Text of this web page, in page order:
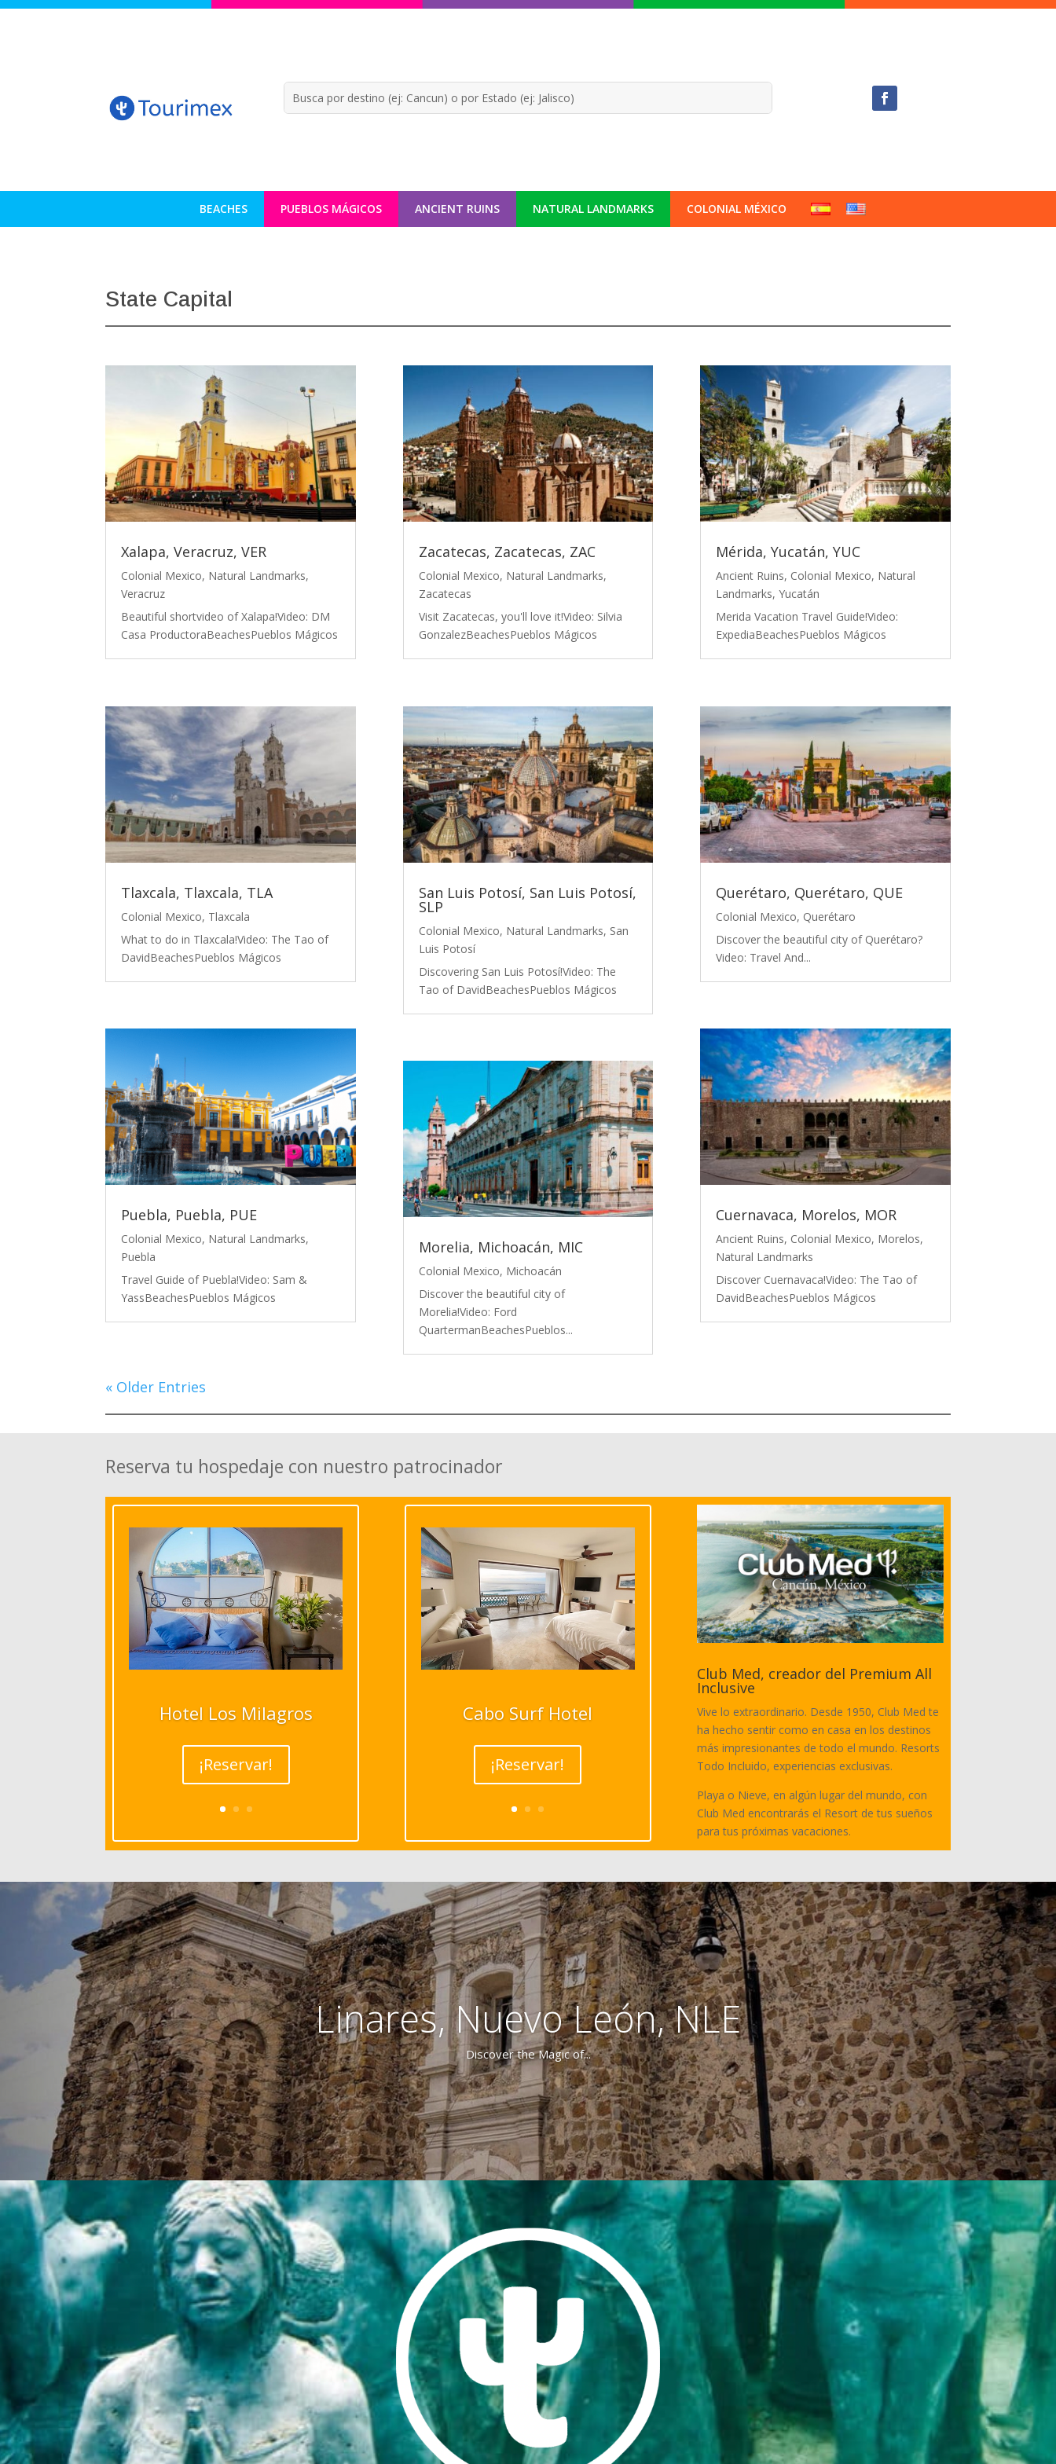
BEACHES PUEBLOS MÁGICOS ANCIENT RUINS NATURAL LANDMARKS COLONIAL MÉXICO
State Capital
Xalapa, Veracruz, VER
Colonial Mexico, Natural Landmarks,
Veracruz
Beautiful shortvideo of Xalapa!Video: DM
Casa ProductoraBeachesPueblos Mágicos
Tlaxcala, Tlaxcala, TLA
Colonial Mexico, Tlaxcala
What to do in Tlaxcala!Video: The Tao of
DavidBeachesPueblos Mágicos
Puebla, Puebla, PUE
Colonial Mexico, Natural Landmarks,
Puebla
Travel Guide of Puebla!Video: Sam &
YassBeachesPueblos Mágicos
Zacatecas, Zacatecas, ZAC
Colonial Mexico, Natural Landmarks,
Zacatecas
Visit Zacatecas, you'll love it!Video: Silvia
GonzalezBeachesPueblos Mágicos
San Luis Potosí, San Luis Potosí,
SLP
Colonial Mexico, Natural Landmarks, San
Luis Potosí
Discovering San Luis Potosí!Video: The
Tao of DavidBeachesPueblos Mágicos
Morelia, Michoacán, MIC
Colonial Mexico, Michoacán
Discover the beautiful city of
Morelia!Video: Ford
QuartermanBeachesPueblos...
Mérida, Yucatán, YUC
Ancient Ruins, Colonial Mexico, Natural
Landmarks, Yucatán
Merida Vacation Travel Guide!Video:
ExpediaBeachesPueblos Mágicos
Querétaro, Querétaro, QUE
Colonial Mexico, Querétaro
Discover the beautiful city of Querétaro?
Video: Travel And...
Cuernavaca, Morelos, MOR
Ancient Ruins, Colonial Mexico, Morelos,
Natural Landmarks
Discover Cuernavaca!Video: The Tao of
DavidBeachesPueblos Mágicos
« Older Entries
Reserva tu hospedaje con nuestro patrocinador
Hotel Los Milagros
¡Reservar!
Cabo Surf Hotel
¡Reservar!
Club Med, creador del Premium All
Inclusive
Vive lo extraordinario. Desde 1950, Club Med te
ha hecho sentir como en casa en los destinos
más impresionantes de todo el mundo. Resorts
Todo Incluido, experiencias exclusivas.
Playa o Nieve, en algún lugar del mundo, con
Club Med encontrarás el Resort de tus sueños
para tus próximas vacaciones.
Linares, Nuevo León, NLE
Discover the Magic of...